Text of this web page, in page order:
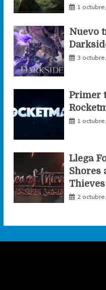
m
1
Nuevo
3
Primer
1
Llega
Shores
Thieves
2